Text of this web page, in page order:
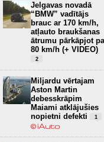
Jelgavas novadā
“BMW” vadītājs
brauc ar 170 km/h,
atļauto braukšanas
ātrumu pārkāpjot
80 km/h (+ VIDEO)
2
Miljardu vērtajam
Aston Martin
debesskrāpim
Maiami atklājušies
nopietni defekti
1